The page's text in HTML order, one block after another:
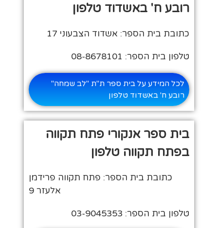
רובע ח' באשדוד טלפון
כתובת בית הספר: אשדוד הצבעוני 17
טלפון בית הספר: 08-8678101
לכל המידע על בית ספר ת"ת "לב שמחה"
רובע ח' באשדוד טלפון
בית ספר אנקורי פתח תקווה
בפתח תקווה טלפון
כתובת בית הספר: פתח תקווה פרידמן
אלעזר 9
טלפון בית הספר: 03-9045353